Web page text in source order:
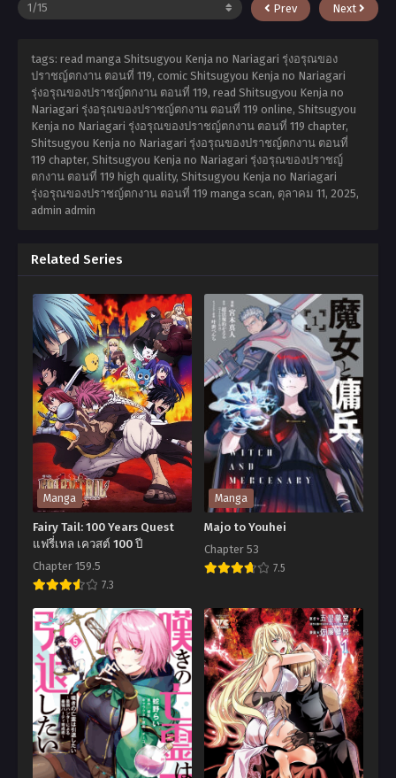
Prev Next
tags: read manga Shitsugyou Kenja no Nariagari รุ่งอรุณของ
ปราชญ์ตกงาน ตอนที่ 119, comic Shitsugyou Kenja no Nariagari
รุ่งอรุณของปราชญ์ตกงาน ตอนที่ 119, read Shitsugyou Kenja no
Nariagari รุ่งอรุณของปราชญ์ตกงาน ตอนที่ 119 online, Shitsugyou
Kenja no Nariagari รุ่งอรุณของปราชญ์ตกงาน ตอนที่ 119 chapter,
Shitsugyou Kenja no Nariagari รุ่งอรุณของปราชญ์ตกงาน ตอนที่
119 chapter, Shitsugyou Kenja no Nariagari รุ่งอรุณของปราชญ์
ตกงาน ตอนที่ 119 high quality, Shitsugyou Kenja no Nariagari
รุ่งอรุณของปราชญ์ตกงาน ตอนที่ 119 manga scan, ตุลาคม 11, 2025,
admin admin
Related Series
Manga
Fairy Tail: 100 Years Quest
แฟรี่เทล เควสต์ 100 ปี
Chapter 159.5
7.3
Fairy
Tail:
100
Years
Quest
แฟ
รี่
Manga
Majo to Youhei
Chapter 53
7.5
to
Youhei